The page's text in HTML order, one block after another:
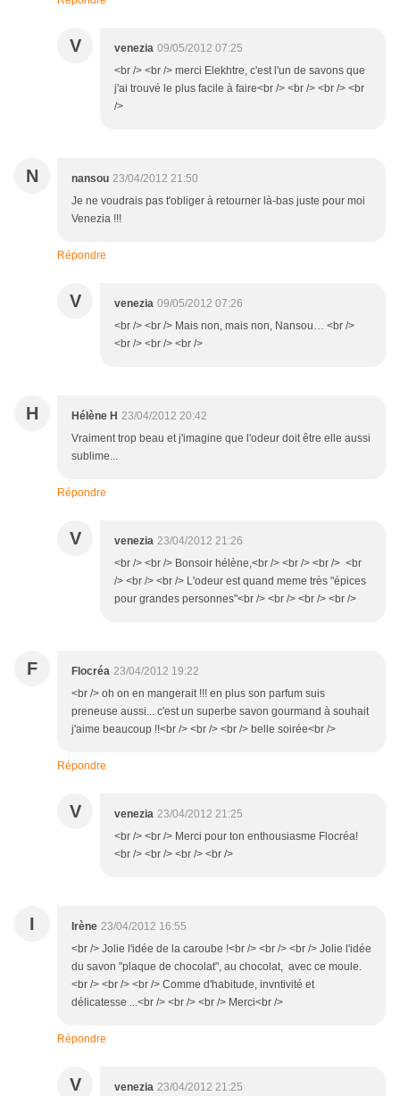
V venezia 09/05/2012 07:25
<br /> <br /> merci Elekhtre, c'est l'un de savons que
j'ai trouvé le plus facile à faire<br /> <br /> <br /> <br
/>
N nansou 23/04/2012 21:50
Je ne voudrais pas t'obliger à retourner là-bas juste pour moi
Venezia !!!
Répondre
V venezia 09/05/2012 07:26
<br /> <br /> Mais non, mais non, Nansou… <br />
<br /> <br /> <br />
H Hélène H 23/04/2012 20:42
Vraiment trop beau et j'imagine que l'odeur doit être elle aussi
sublime...
Répondre
V venezia 23/04/2012 21:26
<br /> <br /> Bonsoir hélène,<br /> <br /> <br /> <br
/> <br /> <br /> L'odeur est quand meme très "épices
pour grandes personnes"<br /> <br /> <br /> <br />
F Flocréa 23/04/2012 19:22
<br /> oh on en mangerait !!! en plus son parfum suis
preneuse aussi... c'est un superbe savon gourmand à souhait
j'aime beaucoup !!<br /> <br /> <br /> belle soirée<br />
Répondre
V venezia 23/04/2012 21:25
<br /> <br /> Merci pour ton enthousiasme Flocréa!
<br /> <br /> <br /> <br />
I Irène 23/04/2012 16:55
<br /> Jolie l'idée de la caroube !<br /> <br /> <br /> Jolie l'idée
du savon "plaque de chocolat", au chocolat, avec ce moule.
<br /> <br /> <br /> Comme d'habitude, invntivité et
délicatesse ...<br /> <br /> <br /> Merci<br />
Répondre
V venezia 23/04/2012 21:25